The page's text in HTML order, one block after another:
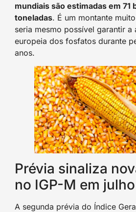
mundiais são estimadas em 71
toneladas. É um montante
seria mesmo possível garantir a
europeia dos fosfatos durante
anos.
Prévia sinaliza
no IGP-M em julho
A segunda prévia do Índice